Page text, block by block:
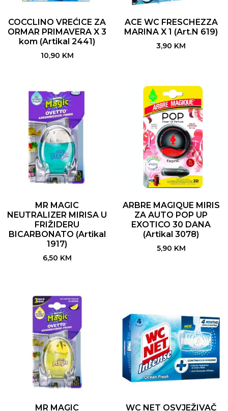
COCCLINO VREĆICE ZA
ORMAR PRIMAVERA X 3
kom (Artikal 2441)
10,90 KM
ACE WC FRESCHEZZA
MARINA X 1 (Art.N 619)
3,90 KM
MR MAGIC
NEUTRALIZER MIRISA U
FRIŽIDERU
BICARBONATO (Artikal
1917)
6,50 KM
ARBRE MAGIQUE MIRIS
ZA AUTO POP UP
EXOTICO 30 DANA
(Artikal 3078)
5,90 KM
MR MAGIC
WC NET OSVJEŽIVAČ